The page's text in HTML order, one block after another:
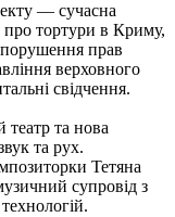
— сучасна
про тортури в Криму,
порушення прав
верховного
свідчення.
театр та нова
та рух.
Тетяна
супровід з